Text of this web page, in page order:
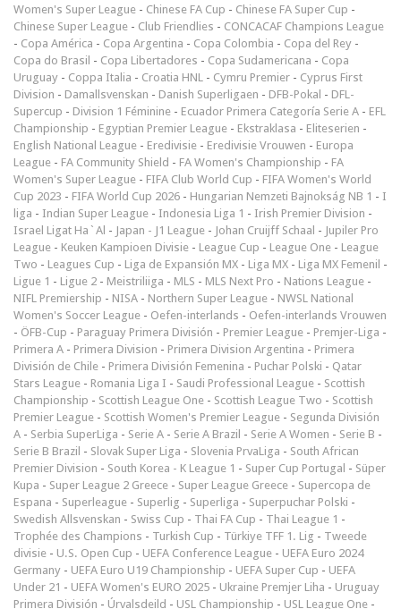
Women's Super League - Chinese FA Cup - Chinese FA Super Cup -
Chinese Super League - Club Friendlies - CONCACAF Champions League
- Copa América - Copa Argentina - Copa Colombia - Copa del Rey -
Copa do Brasil - Copa Libertadores - Copa Sudamericana - Copa
Uruguay - Coppa Italia - Croatia HNL - Cymru Premier - Cyprus First
Division - Damallsvenskan - Danish Superligaen - DFB-Pokal - DFL-
Supercup - Division 1 Féminine - Ecuador Primera Categoría Serie A - EFL
Championship - Egyptian Premier League - Ekstraklasa - Eliteserien -
English National League - Eredivisie - Eredivisie Vrouwen - Europa
League - FA Community Shield - FA Women's Championship - FA
Women's Super League - FIFA Club World Cup - FIFA Women's World
Cup 2023 - FIFA World Cup 2026 - Hungarian Nemzeti Bajnokság NB 1 - I
liga - Indian Super League - Indonesia Liga 1 - Irish Premier Division -
Israel Ligat Ha`Al - Japan - J1 League - Johan Cruijff Schaal - Jupiler Pro
League - Keuken Kampioen Divisie - League Cup - League One - League
Two - Leagues Cup - Liga de Expansión MX - Liga MX - Liga MX Femenil -
Ligue 1 - Ligue 2 - Meistriliiga - MLS - MLS Next Pro - Nations League -
NIFL Premiership - NISA - Northern Super League - NWSL National
Women's Soccer League - Oefen-interlands - Oefen-interlands Vrouwen
- ÖFB-Cup - Paraguay Primera División - Premier League - Premjer-Liga -
Primera A - Primera Division - Primera Division Argentina - Primera
División de Chile - Primera División Femenina - Puchar Polski - Qatar
Stars League - Romania Liga I - Saudi Professional League - Scottish
Championship - Scottish League One - Scottish League Two - Scottish
Premier League - Scottish Women's Premier League - Segunda División
A - Serbia SuperLiga - Serie A - Serie A Brazil - Serie A Women - Serie B -
Serie B Brazil - Slovak Super Liga - Slovenia PrvaLiga - South African
Premier Division - South Korea - K League 1 - Super Cup Portugal - Süper
Kupa - Super League 2 Greece - Super League Greece - Supercopa de
Espana - Superleague - Superlig - Superliga - Superpuchar Polski -
Swedish Allsvenskan - Swiss Cup - Thai FA Cup - Thai League 1 -
Trophée des Champions - Turkish Cup - Türkiye TFF 1. Lig - Tweede
divisie - U.S. Open Cup - UEFA Conference League - UEFA Euro 2024
Germany - UEFA Euro U19 Championship - UEFA Super Cup - UEFA
Under 21 - UEFA Women's EURO 2025 - Ukraine Premjer Liha - Uruguay
Primera División - Úrvalsdeild - USL Championship - USL League One -